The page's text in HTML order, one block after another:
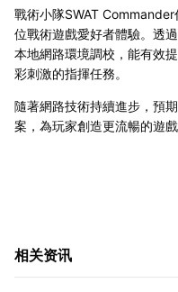
戰術小隊SWAT
位戰術遊戲愛好者體驗。透
本地網路環境調校，能有效
彩刺激的指揮任務。
隨著網路技術持續進步，預
案，為玩家創造更流暢的遊戲
相关资讯